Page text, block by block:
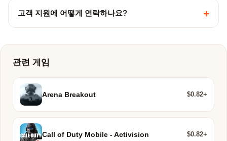
고객 지원에 어떻게 연락하나요? +
관련 게임
Arena Breakout $0.82+
Call of Duty Mobile - Activision $0.82+